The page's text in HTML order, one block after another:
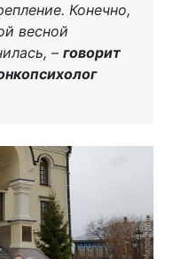
Конечно,
весной
– говорит